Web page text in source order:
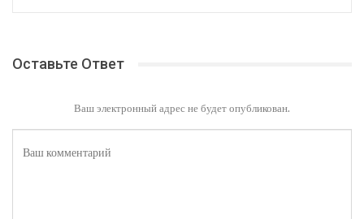
Оставьте Ответ
Ваш электронный адрес не будет опубликован.